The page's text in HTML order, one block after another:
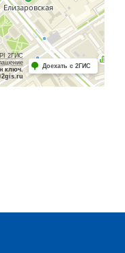
2ГИС
ключ.
Доехать с 2ГИС